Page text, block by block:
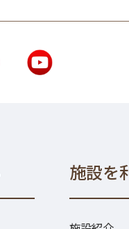
施設を